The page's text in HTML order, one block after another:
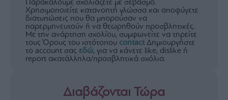
Παρακαλούμε σχολιάζετε με σεβασμό.
Χρησιμοποιείτε κατανοητή γλώσσα και αποφύγετε
διατυπώσεις που θα μπορούσαν να
παρερμηνευτούν ή να θεωρηθούν προσβλητικές.
Με την ανάρτηση σχολίου, συμφωνείτε να τηρείτε
τους Όρους του ιστότοπου contactΔημιουργήστε
το account σας εδώ, για να κάνετε like, dislike ή
report ακατάλληλα/προσβλητικά σχόλια.
Διαβάζονται Τώρα